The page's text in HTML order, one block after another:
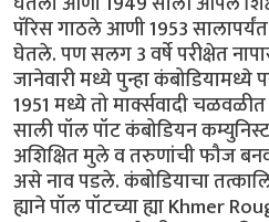
पॅरिस गाठले आणी 1953
घेतले. पण सलग 3 वर्षे परीक्षेत
जानेवारी मध्ये पुन्हा कंबोडियामध्ये
1951 मध्ये तो मार्क्सवादी
साली पॉल पॉट कंबोडियन
अशिक्षित मुले व तरुणांची फौज
असे नाव पडले. कंबोडियाचा
ह्याने पॉल पॉटच्या ह्या Khmer